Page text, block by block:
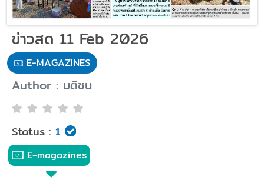
ข่าวสด 11 Feb 2026
E-MAGAZINES
Author : มติชน
Status : 1
E-magazines